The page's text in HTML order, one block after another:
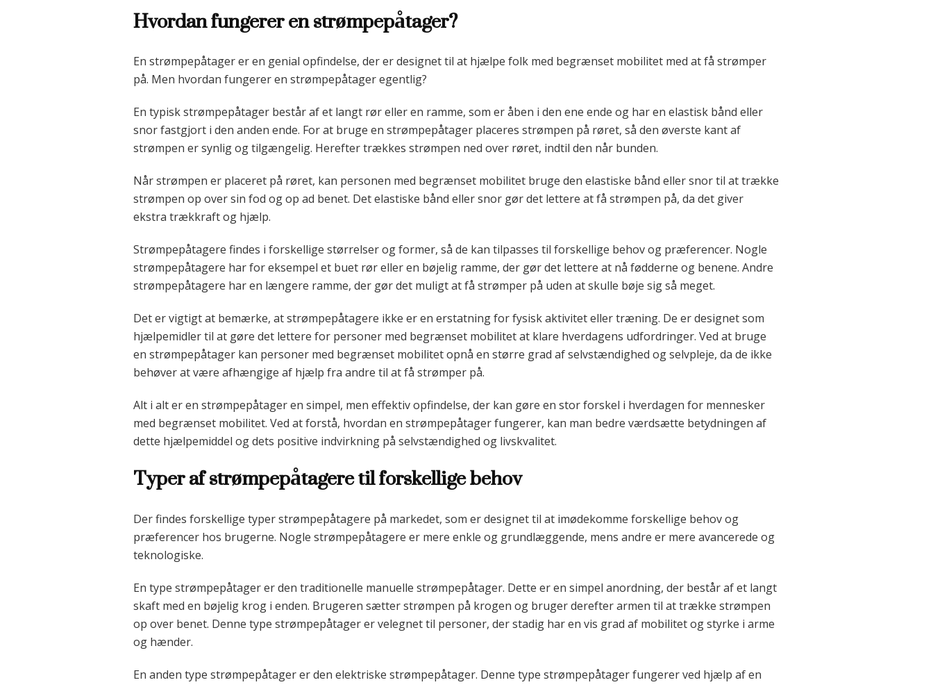
Hvordan fungerer en strømpepåtager?
En strømpepåtager er en genial opfindelse, der er designet til at hjælpe folk med begrænset mobilitet med at få strømper
på. Men hvordan fungerer en strømpepåtager egentlig?
En typisk strømpepåtager består af et langt rør eller en ramme, som er åben i den ene ende og har en elastisk bånd eller
snor fastgjort i den anden ende. For at bruge en strømpepåtager placeres strømpen på røret, så den øverste kant af
strømpen er synlig og tilgængelig. Herefter trækkes strømpen ned over røret, indtil den når bunden.
Når strømpen er placeret på røret, kan personen med begrænset mobilitet bruge den elastiske bånd eller snor til at trække
strømpen op over sin fod og op ad benet. Det elastiske bånd eller snor gør det lettere at få strømpen på, da det giver
ekstra trækkraft og hjælp.
Strømpepåtagere findes i forskellige størrelser og former, så de kan tilpasses til forskellige behov og præferencer. Nogle
strømpepåtagere har for eksempel et buet rør eller en bøjelig ramme, der gør det lettere at nå fødderne og benene. Andre
strømpepåtagere har en længere ramme, der gør det muligt at få strømper på uden at skulle bøje sig så meget.
Det er vigtigt at bemærke, at strømpepåtagere ikke er en erstatning for fysisk aktivitet eller træning. De er designet som
hjælpemidler til at gøre det lettere for personer med begrænset mobilitet at klare hverdagens udfordringer. Ved at bruge
en strømpepåtager kan personer med begrænset mobilitet opnå en større grad af selvstændighed og selvpleje, da de ikke
behøver at være afhængige af hjælp fra andre til at få strømper på.
Alt i alt er en strømpepåtager en simpel, men effektiv opfindelse, der kan gøre en stor forskel i hverdagen for mennesker
med begrænset mobilitet. Ved at forstå, hvordan en strømpepåtager fungerer, kan man bedre værdsætte betydningen af
dette hjælpemiddel og dets positive indvirkning på selvstændighed og livskvalitet.
Typer af strømpepåtagere til forskellige behov
Der findes forskellige typer strømpepåtagere på markedet, som er designet til at imødekomme forskellige behov og
præferencer hos brugerne. Nogle strømpepåtagere er mere enkle og grundlæggende, mens andre er mere avancerede og
teknologiske.
En type strømpepåtager er den traditionelle manuelle strømpepåtager. Dette er en simpel anordning, der består af et langt
skaft med en bøjelig krog i enden. Brugeren sætter strømpen på krogen og bruger derefter armen til at trække strømpen
op over benet. Denne type strømpepåtager er velegnet til personer, der stadig har en vis grad af mobilitet og styrke i arme
og hænder.
En anden type strømpepåtager er den elektriske strømpepåtager. Denne type strømpepåtager fungerer ved hjælp af en